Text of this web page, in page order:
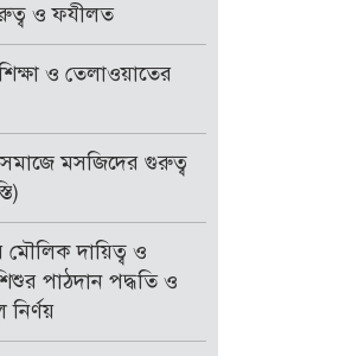
ও ফযীলত
ও তেলাওয়াতের
মসজিদের গুরুত্ব
মৌলিক দায়িত্ব ও
পাঠদান পদ্ধতি ও